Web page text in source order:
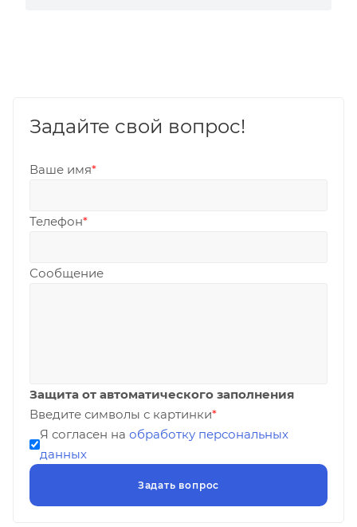
Задайте свой вопрос!
Ваше имя*
Телефон*
Сообщение
Защита от автоматического заполнения
Введите символы с картинки*
Я согласен на обработку персональных
данных